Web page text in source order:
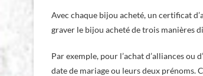
Avec chaque bijou acheté, un certificat
graver le bijou acheté de trois manières
Par exemple, pour l’achat d’alliances
date de mariage ou leurs deux prénoms.